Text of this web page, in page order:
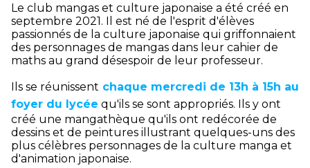
Le club mangas et culture japonaise a été créé en
septembre 2021. Il est né de l'esprit d'élèves
passionnés de la culture japonaise qui griffonnaient
des personnages de mangas dans leur cahier de
maths au grand désespoir de leur professeur.
Ils se réunissent chaque mercredi de 13h à 15h au
foyer du lycée qu'ils se sont appropriés. Ils y ont
créé une mangathèque qu'ils ont redécorée de
dessins et de peintures illustrant quelques-uns des
plus célèbres personnages de la culture manga et
d'animation japonaise.